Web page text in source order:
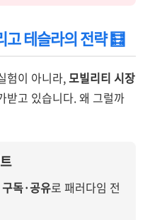
고 테슬라의 전략 🧮
험이 아니라,모빌리티 시장
받고 있습니다. 왜 그럴까
독·공유로 패러다임 전